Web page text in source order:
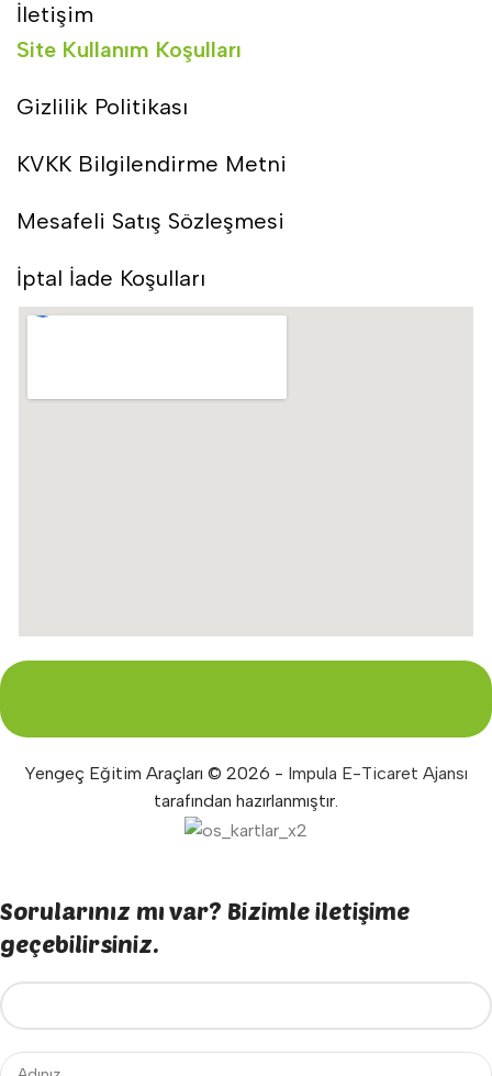
İletişim
Site Kullanım Koşulları
Gizlilik Politikası
KVKK Bilgilendirme Metni
Mesafeli Satış Sözleşmesi
İptal İade Koşulları
Yengeç Eğitim Araçları © 2026 - Impula E-Ticaret Ajansı
tarafından hazırlanmıştır.
Sorularınız mı var? Bizimle iletişime
geçebilirsiniz.